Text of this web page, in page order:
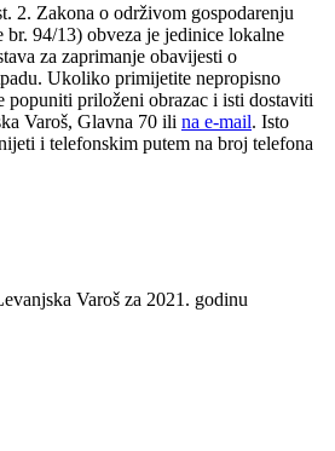
2. Zakona o održivom gospodarenju
94/13) obveza je jedinice lokalne
za zaprimanje obavijesti o
Ukoliko primijetite nepropisno
popuniti priloženi obrazac i isti dostaviti
Varoš, Glavna 70 ili na e-mail. Isto
i telefonskim putem na broj telefona
Varoš za 2021. godinu